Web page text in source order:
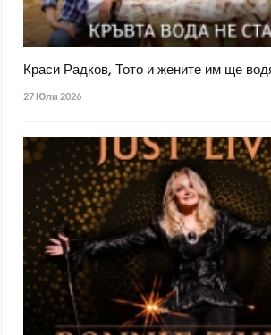
Краси Радков, Тото и жените им ще
27 Юли 2026